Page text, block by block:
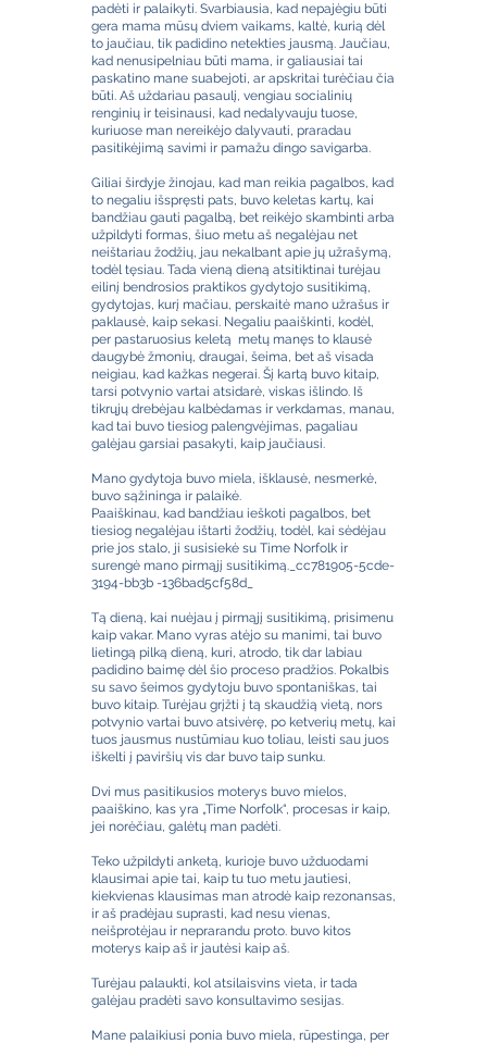
padėti ir palaikyti. Svarbiausia, kad nepajėgiu būti
gera mama mūsų dviem vaikams, kaltė, kurią dėl
to jaučiau, tik padidino netekties jausmą. Jaučiau,
kad nenusipelniau būti mama, ir galiausiai tai
paskatino mane suabejoti, ar apskritai turėčiau čia
būti. Aš uždariau pasaulį, vengiau socialinių
renginių ir teisinausi, kad nedalyvauju tuose,
kuriuose man nereikėjo dalyvauti, praradau
pasitikėjimą savimi ir pamažu dingo savigarba.
Giliai širdyje žinojau, kad man reikia pagalbos, kad
to negaliu išspręsti pats, buvo keletas kartų, kai
bandžiau gauti pagalbą, bet reikėjo skambinti arba
užpildyti formas, šiuo metu aš negalėjau net
neištariau žodžių, jau nekalbant apie jų užrašymą,
todėl tęsiau. Tada vieną dieną atsitiktinai turėjau
eilinį bendrosios praktikos gydytojo susitikimą,
gydytojas, kurį mačiau, perskaitė mano užrašus ir
paklausė, kaip sekasi. Negaliu paaiškinti, kodėl,
per pastaruosius keletą metų manęs to klausė
daugybė žmonių, draugai, šeima, bet aš visada
neigiau, kad kažkas negerai. Šį kartą buvo kitaip,
tarsi potvynio vartai atsidarė, viskas išlindo. Iš
tikrųjų drebėjau kalbėdamas ir verkdamas, manau,
kad tai buvo tiesiog palengvėjimas, pagaliau
galėjau garsiai pasakyti, kaip jaučiausi.
Mano gydytoja buvo miela, išklausė, nesmerkė,
buvo sąžininga ir palaikė.
Paaiškinau, kad bandžiau ieškoti pagalbos, bet
tiesiog negalėjau ištarti žodžių, todėl, kai sėdėjau
prie jos stalo, ji susisiekė su Time Norfolk ir
surengė mano pirmąjį susitikimą._cc781905-5cde-
3194-bb3b -136bad5cf58d_
Tą dieną, kai nuėjau į pirmąjį susitikimą, prisimenu
kaip vakar. Mano vyras atėjo su manimi, tai buvo
lietingą pilką dieną, kuri, atrodo, tik dar labiau
padidino baimę dėl šio proceso pradžios. Pokalbis
su savo šeimos gydytoju buvo spontaniškas, tai
buvo kitaip. Turėjau grįžti į tą skaudžią vietą, nors
potvynio vartai buvo atsivėrę, po ketverių metų, kai
tuos jausmus nustūmiau kuo toliau, leisti sau juos
iškelti į paviršių vis dar buvo taip sunku.
Dvi mus pasitikusios moterys buvo mielos,
paaiškino, kas yra „Time Norfolk“, procesas ir kaip,
jei norėčiau, galėtų man padėti.
Teko užpildyti anketą, kurioje buvo užduodami
klausimai apie tai, kaip tu tuo metu jautiesi,
kiekvienas klausimas man atrodė kaip rezonansas,
ir aš pradėjau suprasti, kad nesu vienas,
neišprotėjau ir neprarandu proto. buvo kitos
moterys kaip aš ir jautėsi kaip aš.
Turėjau palaukti, kol atsilaisvins vieta, ir tada
galėjau pradėti savo konsultavimo sesijas.
Mane palaikiusi ponia buvo miela, rūpestinga, per